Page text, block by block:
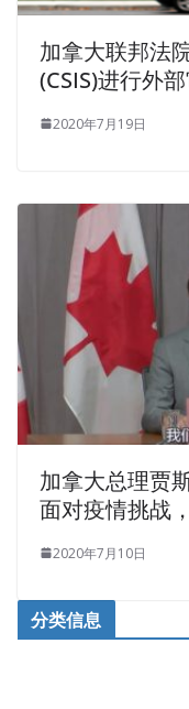
加拿大联邦法
(CSIS)进行外
2020年7月19日
加拿大总理贾
面对疫情挑战
2020年7月10日
分类信息